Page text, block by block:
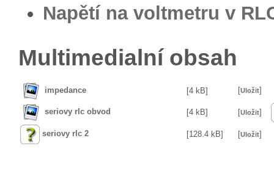
Napětí na voltmetru v
Multimedialní obsah
impedance [4 kB] [Uložit]
seriovy rlc obvod [4 kB] [Uložit]
seriovy rlc 2 [128.4 kB] [Uložit]